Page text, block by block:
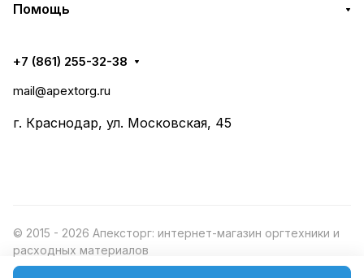
Помощь
+7 (861) 255-32-38
mail@apextorg.ru
г. Краснодар, ул. Московская, 45
© 2015 - 2026 Апексторг: интернет-магазин оргтехники и
расходных материалов